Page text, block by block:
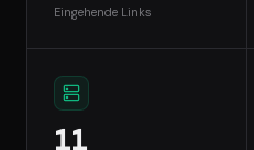
Eingehende Links
11